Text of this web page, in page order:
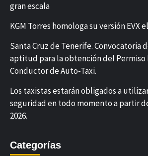
gran escala
KGM Torres homologa su versión EVX
Santa Cruz de Tenerife. Convocatoria
aptitud para la obtención del Permiso
Conductor de Auto-Taxi.
Los taxistas estarán obligados a
seguridad en todo momento a partir
2026.
Categorías